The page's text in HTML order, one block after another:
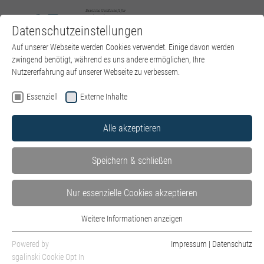
Zum Hauptinhalt springen
Sie sind hier:
DGPT e.V. Events Veranstaltung
28. wissenschaftliche Jahrestagung der
Arbeitsgemeinschaft Beziehungsanalyse nach Thea
Bauriedl (agba): Öffnen ins Ungewisse: Sind Hoffnung
und Trost hilfreich für sinnstiftende
Zukunftsentwürfe?
Datum: 06.- 08. November 2026
Wie können wir, angesichts des vermutlich
unwiderruflichen Zusammenbruchs von Gegenwärtigem,
Gewohntem, zu einem von Hoffnung und
Datenschutzeinstellungen
Auf unserer Webseite werden Cookies verwendet. Einige davon werden
zwingend benötigt, während es uns andere ermöglichen, Ihre
Nutzererfahrung auf unserer Webseite zu verbessern.
Essenziell Externe Inhalte
Alle akzeptieren
Speichern & schließen
Nur essenzielle Cookies akzeptieren
Essenzielle Cookies werden für grundlegende Funktionen der Webseite
benötigt. Dadurch ist gewährleistet, dass die Webseite einwandfrei
Weitere Informationen anzeigen
Powered by
sgalinski Cookie Opt In
Impressum | Datenschutz